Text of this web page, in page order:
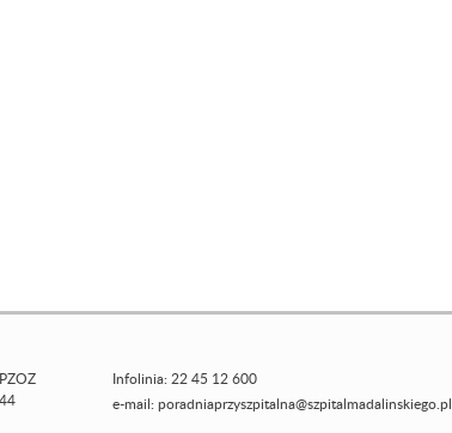
Infolinia: 22 45 12 600
e-mail: poradniaprzyszpitalna@szpitalmadalinskiego.pl